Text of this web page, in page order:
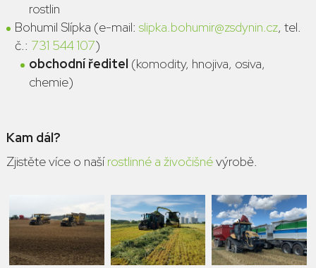
rostlin
Bohumil Slípka (e-mail: slipka.bohumir@zsdynin.cz, tel.
č.: 731 544 107)
obchodní ředitel (komodity, hnojiva, osiva,
chemie)
Kam dál?
Zjistěte více o našírostlinné a živočišnévýrobě.